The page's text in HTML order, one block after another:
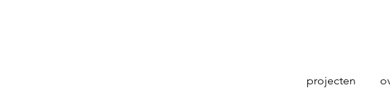
projecten